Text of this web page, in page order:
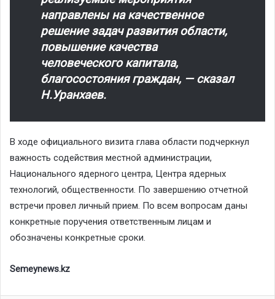
направлены на качественное
решение задач развития области,
повышение качества
человеческого капитала,
благосостояния граждан, — сказал
Н.Уранхаев.
В ходе официального визита глава области подчеркнул
важность содействия местной администрации,
Национального ядерного центра, Центра ядерных
технологий, общественности. По завершению отчетной
встречи провел личный прием. По всем вопросам даны
конкретные поручения ответственным лицам и
обозначены конкретные сроки.
Semeynews.kz